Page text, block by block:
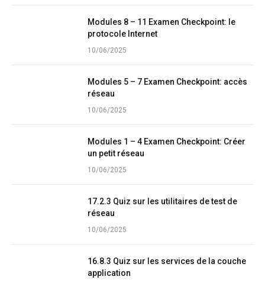
Modules 8 – 11 Examen Checkpoint: le
protocole Internet
10/06/2025
Modules 5 – 7 Examen Checkpoint: accès
réseau
10/06/2025
Modules 1 – 4 Examen Checkpoint: Créer
un petit réseau
10/06/2025
17.2.3 Quiz sur les utilitaires de test de
réseau
10/06/2025
16.8.3 Quiz sur les services de la couche
application